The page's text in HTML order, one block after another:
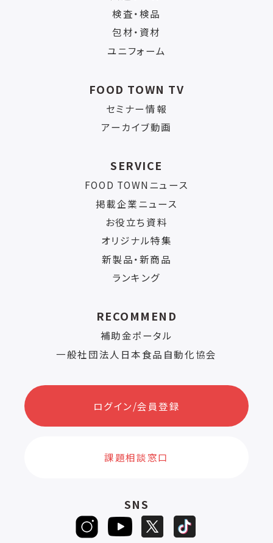
検査・検品
包材・資材
ユニフォーム
FOOD TOWN TV
セミナー情報
アーカイブ動画
SERVICE
FOOD TOWNニュース
掲載企業ニュース
お役立ち資料
オリジナル特集
新製品・新商品
ランキング
RECOMMEND
補助金ポータル
一般社団法人日本食品自動化協会
ログイン/会員登録
課題相談窓口
SNS